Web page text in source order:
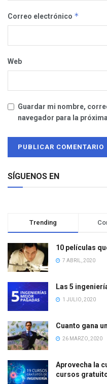
Correo electrónico *
Web
Guardar mi nombre,
navegador para la
SÍGUENOS EN
Trending
10 películas
7 ABRIL, 2020
Las 5
1 JULIO, 2020
Cuanto gana
26 MARZO, 2020
Aprovecha la
cursos